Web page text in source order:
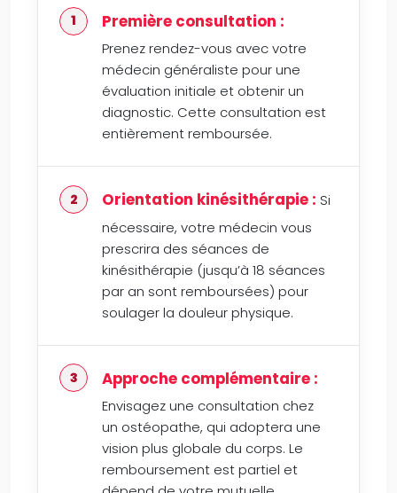
Première consultation :
Prenez rendez-vous avec votre
médecin généraliste pour une
évaluation initiale et obtenir un
diagnostic. Cette consultation est
entièrement remboursée.
Orientation kinésithérapie : Si
nécessaire, votre médecin vous
prescrira des séances de
kinésithérapie (jusqu’à 18 séances
par an sont remboursées) pour
soulager la douleur physique.
Approche complémentaire :
Envisagez une consultation chez
un ostéopathe, qui adoptera une
vision plus globale du corps. Le
remboursement est partiel et